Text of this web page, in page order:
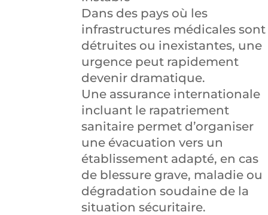
Dans des pays où les
infrastructures médicales sont
détruites ou inexistantes, une
urgence peut rapidement
devenir dramatique.
Une assurance internationale
incluant le rapatriement
sanitaire permet d’organiser
une évacuation vers un
établissement adapté, en cas
de blessure grave, maladie ou
dégradation soudaine de la
situation sécuritaire.